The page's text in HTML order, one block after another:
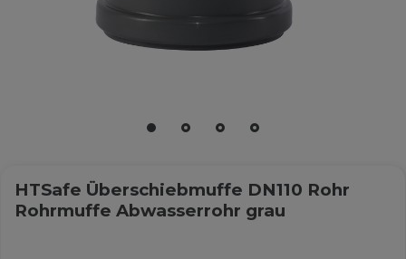
HTSafe Überschiebmuffe DN110 Rohr
Rohrmuffe Abwasserrohr grau